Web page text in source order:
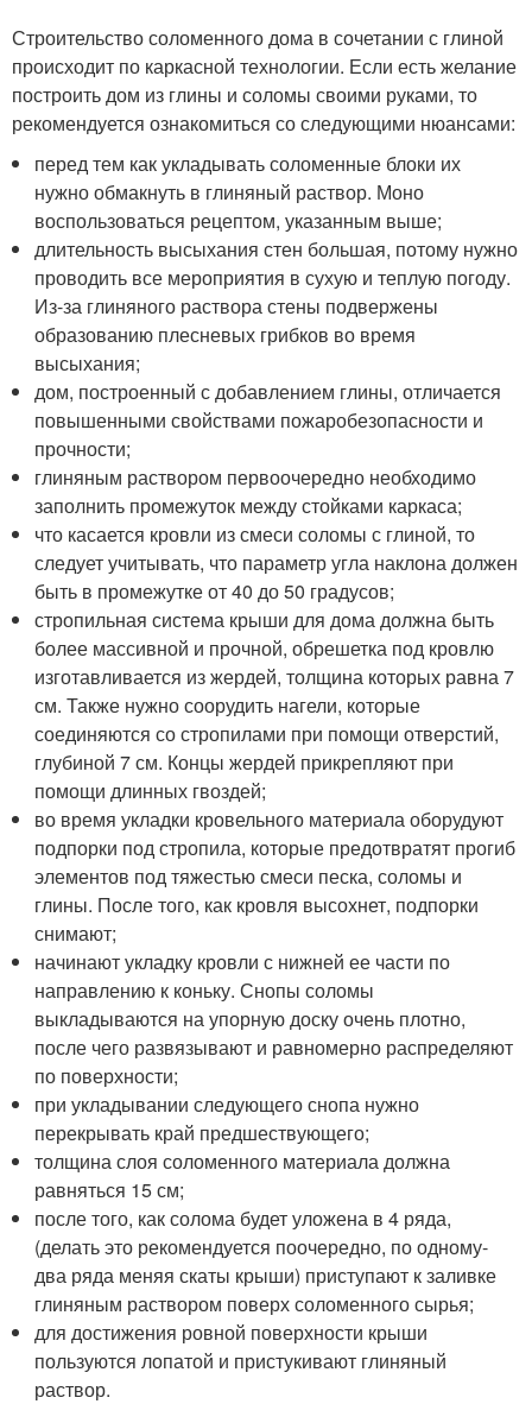
Строительство соломенного дома в сочетании с глиной
происходит по каркасной технологии. Если есть желание
построить дом из глины и соломы своими руками, то
рекомендуется ознакомиться со следующими нюансами:
перед тем как укладывать соломенные блоки их
нужно обмакнуть в глиняный раствор. Моно
воспользоваться рецептом, указанным выше;
длительность высыхания стен большая, потому нужно
проводить все мероприятия в сухую и теплую погоду.
Из-за глиняного раствора стены подвержены
образованию плесневых грибков во время
высыхания;
дом, построенный с добавлением глины, отличается
повышенными свойствами пожаробезопасности и
прочности;
глиняным раствором первоочередно необходимо
заполнить промежуток между стойками каркаса;
что касается кровли из смеси соломы с глиной, то
следует учитывать, что параметр угла наклона должен
быть в промежутке от 40 до 50 градусов;
стропильная система крыши для дома должна быть
более массивной и прочной, обрешетка под кровлю
изготавливается из жердей, толщина которых равна 7
см. Также нужно соорудить нагели, которые
соединяются со стропилами при помощи отверстий,
глубиной 7 см. Концы жердей прикрепляют при
помощи длинных гвоздей;
во время укладки кровельного материала оборудуют
подпорки под стропила, которые предотвратят прогиб
элементов под тяжестью смеси песка, соломы и
глины. После того, как кровля высохнет, подпорки
снимают;
начинают укладку кровли с нижней ее части по
направлению к коньку. Снопы соломы
выкладываются на упорную доску очень плотно,
после чего развязывают и равномерно распределяют
по поверхности;
при укладывании следующего снопа нужно
перекрывать край предшествующего;
толщина слоя соломенного материала должна
равняться 15 см;
после того, как солома будет уложена в 4 ряда,
(делать это рекомендуется поочередно, по одному-
два ряда меняя скаты крыши) приступают к заливке
глиняным раствором поверх соломенного сырья;
для достижения ровной поверхности крыши
пользуются лопатой и пристукивают глиняный
раствор.